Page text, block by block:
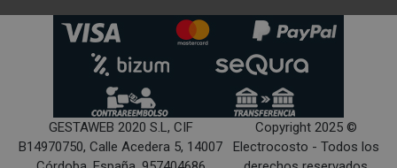
GESTAWEB 2020 S.L, CIF
B14970750, Calle Acedera 5, 14007
Copyright 2025 ©
Electrocosto - Todos los